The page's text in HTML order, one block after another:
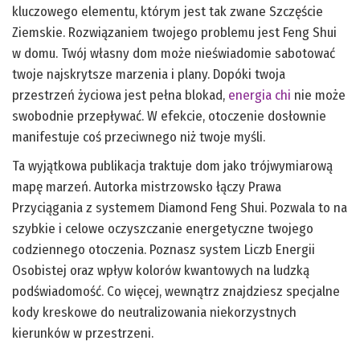
kluczowego elementu, którym jest tak zwane Szczęście
Ziemskie. Rozwiązaniem twojego problemu jest Feng Shui
w domu. Twój własny dom może nieświadomie sabotować
twoje najskrytsze marzenia i plany. Dopóki twoja
przestrzeń życiowa jest pełna blokad, energia chi nie może
swobodnie przepływać. W efekcie, otoczenie dosłownie
manifestuje coś przeciwnego niż twoje myśli.
Ta wyjątkowa publikacja traktuje dom jako trójwymiarową
mapę marzeń. Autorka mistrzowsko łączy Prawa
Przyciągania z systemem Diamond Feng Shui. Pozwala to na
szybkie i celowe oczyszczanie energetyczne twojego
codziennego otoczenia. Poznasz system Liczb Energii
Osobistej oraz wpływ kolorów kwantowych na ludzką
podświadomość. Co więcej, wewnątrz znajdziesz specjalne
kody kreskowe do neutralizowania niekorzystnych
kierunków w przestrzeni.